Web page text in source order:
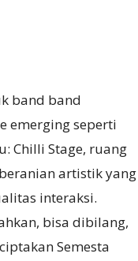
band band
emerging seperti
Chilli Stage, ruang
artistik yang
interaksi.
bisa dibilang,
Semesta